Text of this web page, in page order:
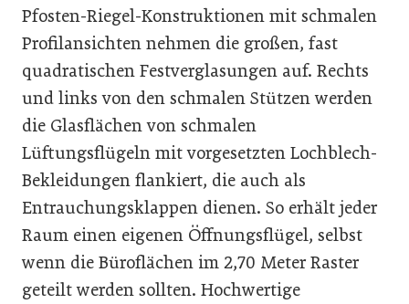
Pfosten-Riegel-Konstruktionen mit schmalen
Profilansichten nehmen die großen, fast
quadratischen Festverglasungen auf. Rechts
und links von den schmalen Stützen werden
die Glasflächen von schmalen
Lüftungsflügeln mit vorgesetzten Lochblech-
Bekleidungen flankiert, die auch als
Entrauchungsklappen dienen. So erhält jeder
Raum einen eigenen Öffnungsflügel, selbst
wenn die Büroflächen im 2,70 Meter Raster
geteilt werden sollten. Hochwertige